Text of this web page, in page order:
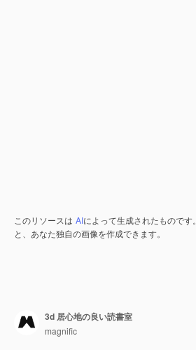
このリソースは AIによって生成されたものです。
と、あなた独自の画像を作成できます。
3d 居心地の良い読書室
magnific